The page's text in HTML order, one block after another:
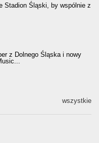
Stadion Śląski, by wspólnie z
z Dolnego Śląska i nowy
wszystkie